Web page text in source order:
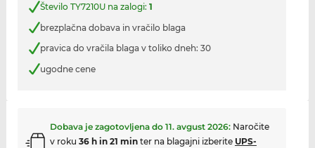
Število TY7210U na zalogi: 1
brezplačna dobava in vračilo blaga
pravica do vračila blaga v toliko dneh: 30
ugodne cene
Dobava je zagotovljena do 11. avgust 2026: Naročite
v roku 36 h in 21 minter na blagajni izberite UPS-